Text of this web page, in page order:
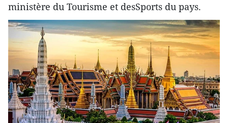
ministère du Tourisme et desSports du pays.